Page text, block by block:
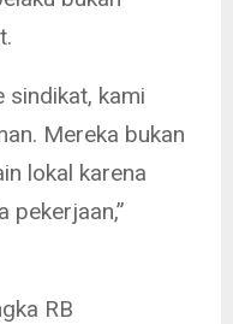
sindikat, kami
Mereka bukan
lokal karena
pekerjaan,”
RB